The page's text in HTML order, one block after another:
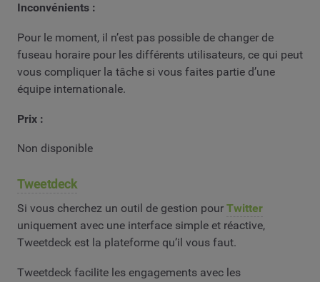
Inconvénients :
Pour le moment, il n’est pas possible de changer de
fuseau horaire pour les différents utilisateurs, ce qui peut
vous compliquer la tâche si vous faites partie d’une
équipe internationale.
Prix :
Non disponible
Tweetdeck
Si vous cherchez un outil de gestion pour Twitter
uniquement avec une interface simple et réactive,
Tweetdeck est la plateforme qu’il vous faut.
Tweetdeck facilite les engagements avec les